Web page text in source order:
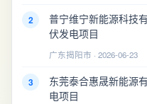
2
普宁维宁新能源科技
伏发电项目
广东揭阳市 · 2026-06-23
3
东莞泰合惠晟新能源
电项目